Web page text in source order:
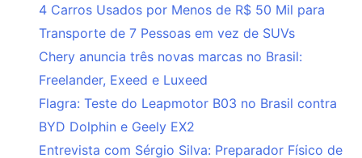
4 Carros Usados por Menos de R$ 50 Mil para
Transporte de 7 Pessoas em vez de SUVs
Chery anuncia três novas marcas no Brasil:
Freelander, Exeed e Luxeed
Flagra: Teste do Leapmotor B03 no Brasil contra
BYD Dolphin e Geely EX2
Entrevista com Sérgio Silva: Preparador Físico de